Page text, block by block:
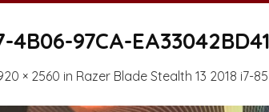
4B06-97CA-
× 2560 in Razer Blade Stealth 13 2018 i7-